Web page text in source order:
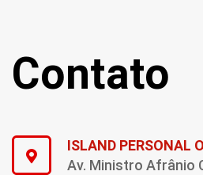
Contato
ISLAND PERSONAL
Av. Ministro Afrânio